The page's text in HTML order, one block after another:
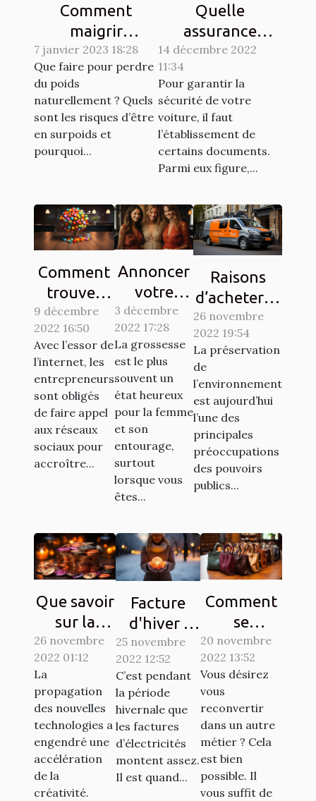
Comment
maigrir
naturellement ?
7 janvier 2023 18:28
Que faire pour perdre
du poids
naturellement ? Quels
sont les risques d’être
en surpoids et
pourquoi...
Quelle
assurance
choisir pour son
14 décembre 2022
11:34
Pour garantir la
sécurité de votre
voiture, il faut
l’établissement de
certains documents.
Parmi eux figure,...
Comment
trouver
des clients
sur les
réseaux
sociaux ?
9 décembre
2022 16:50
Avec l’essor de
l’internet, les
entrepreneurs
sont obligés
de faire appel
aux réseaux
sociaux pour
accroître...
Annoncer
votre
grossesse
à votre
entourage
: Comment
y procéder
?
3 décembre
2022 17:28
La grossesse
est le plus
souvent un
état heureux
pour la femme
et son
entourage,
surtout
lorsque vous
êtes...
Raisons
d’acheter la
vignette
Crit’Air
26 novembre
2022 19:54
La préservation
de
l’environnement
est aujourd’hui
l’une des
principales
préoccupations
des pouvoirs
publics...
Que savoir
sur la
Crypto-
monnaie
Ternoa
26 novembre
2022 01:12
La
propagation
des nouvelles
technologies a
engendré une
accélération
de la
créativité.
Facture
d'hiver :
Des
astuces
simples
pour
économiser
de l'argent
25 novembre
2022 12:52
C’est pendant
la période
hivernale que
les factures
d’électricités
montent assez.
Il est quand...
Comment
se
reconvertir
à un autre
métier ?
20 novembre
2022 13:52
Vous désirez
vous
reconvertir
dans un autre
métier ? Cela
est bien
possible. Il
vous suffit de